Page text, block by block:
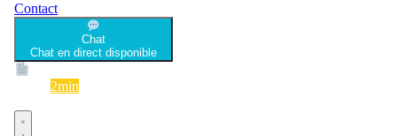
Contact
Chat
Chat en direct disponible
2min